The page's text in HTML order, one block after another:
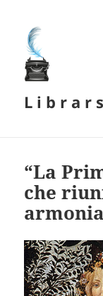
L i b r a r
“La
che